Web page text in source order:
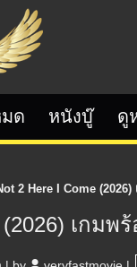
ด หนังบู๊ ดู
2 Here I Come
เกมพ